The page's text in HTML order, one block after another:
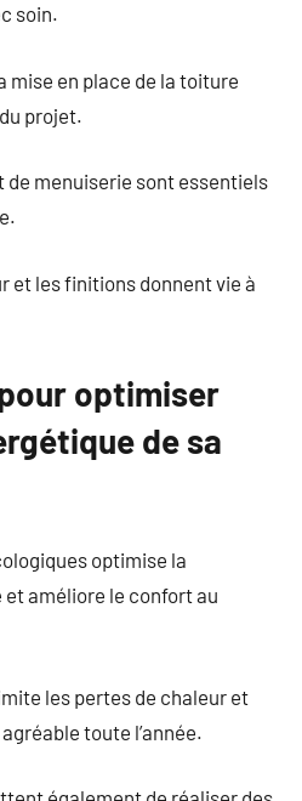
soin.
mise en place de la toiture
projet.
de menuiserie sont essentiels
et les finitions donnent vie à
optimiser
de sa
optimise la
et améliore le confort au
les pertes de chaleur et
toute l’année.